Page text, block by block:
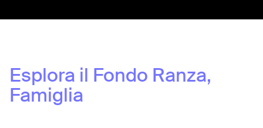
Esplora il Fondo Ranza,
Famiglia